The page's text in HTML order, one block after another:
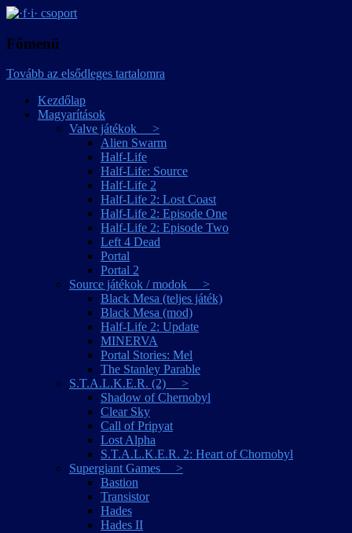
·f·i· csoport
Főmenü
Tovább az elsődleges tartalomra
Kezdőlap
Magyarítások
Valve játékok >
Alien Swarm
Half-Life
Half-Life: Source
Half-Life 2
Half-Life 2: Lost Coast
Half-Life 2: Episode One
Half-Life 2: Episode Two
Left 4 Dead
Portal
Portal 2
Source játékok / modok >
Black Mesa (teljes játék)
Black Mesa (mod)
Half-Life 2: Update
MINERVA
Portal Stories: Mel
The Stanley Parable
S.T.A.L.K.E.R. (2) >
Shadow of Chernobyl
Clear Sky
Call of Pripyat
Lost Alpha
S.T.A.L.K.E.R. 2: Heart of Chornobyl
Supergiant Games >
Bastion
Transistor
Hades
Hades II